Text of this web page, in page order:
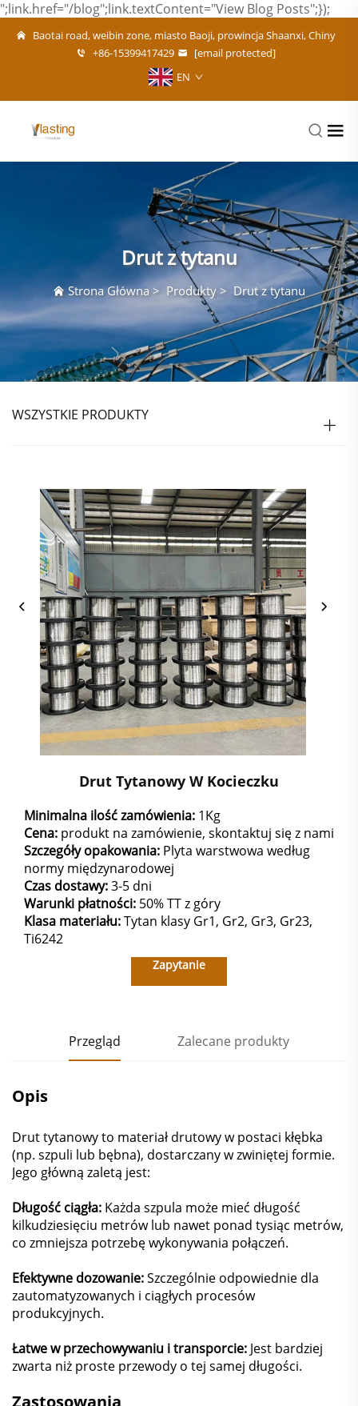
";link.href="/blog";link.textContent="View Blog Posts";});
Baotai road, weibin zone, miasto Baoji, prowincja Shaanxi, Chiny
+86-15399417429
[email protected]
EN
Drut z tytanu
Strona Główna > Produkty > Drut z tytanu
WSZYSTKIE PRODUKTY
Drut Tytanowy W Kocieczku
Minimalna ilość zamówienia: 1Kg
Cena: produkt na zamówienie, skontaktuj się z nami
Szczegóły opakowania: Plyta warstwowa według
normy międzynarodowej
Czas dostawy:3-5 dni
Warunki płatności: 50% TT z góry
Klasa materiału:Tytan klasy Gr1, Gr2, Gr3, Gr23,
Ti6242
Zapytanie
Przegląd Zalecane produkty
Opis
Drut tytanowy to materiał drutowy w postaci kłębka
(np. szpuli lub bębna), dostarczany w zwiniętej formie.
Jego główną zaletą jest:
Długość ciągła: Każda szpula może mieć długość
kilkudziesięciu metrów lub nawet ponad tysiąc metrów,
co zmniejsza potrzebę wykonywania połączeń.
Efektywne dozowanie:Szczególnie odpowiednie dla
zautomatyzowanych i ciągłych procesów
produkcyjnych.
Łatwe w przechowywaniu i transporcie: Jest bardziej
zwarta niż proste przewody o tej samej długości.
Zastosowania